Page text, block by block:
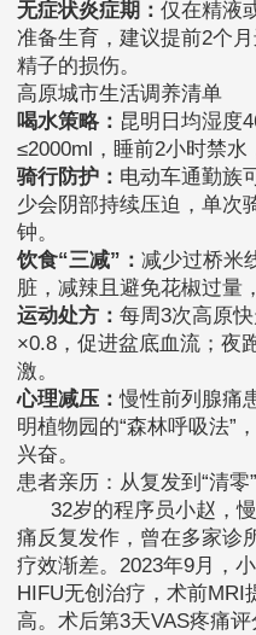
无症状炎症期： 仅在精液
准备生育，建议提前2个
精子的损伤。
高原城市生活调养清单
喝水策略： 昆明日均湿度
≤2000ml，睡前2小时禁水
骑行防护： 电动车通勤族
少会阴部持续压迫，单次
钟。
饮食“三减”： 减少过桥米
脏，减辣且避免花椒过量
运动处方： 每周3次高原
×0.8，促进盆底血流；夜
激。
心理减压：慢性前列腺痛
明植物园的“森林呼吸法”
兴奋。
患者亲历：从复发到“清零”
32岁的程序员小赵，
痛反复发作，曾在多家诊
疗效渐差。2023年9月，
HIFU无创治疗，术前
高。术后第3天VAS疼痛